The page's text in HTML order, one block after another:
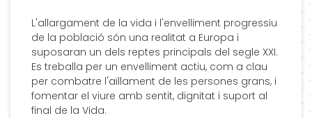
L'allargament de la vida i l'envelliment progressiu
de la població són una realitat a Europa i
suposaran un dels reptes principals del segle XXI.
Es treballa per un envelliment actiu, com a clau
per combatre l'aïllament de les persones grans, i
fomentar el viure amb sentit, dignitat i suport al
final de la Vida.